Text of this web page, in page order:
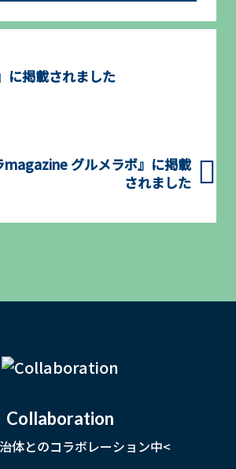
に掲載されました
magazine グルメラボ』に掲載
されました
Collaboration
体とのコラボレーション中<